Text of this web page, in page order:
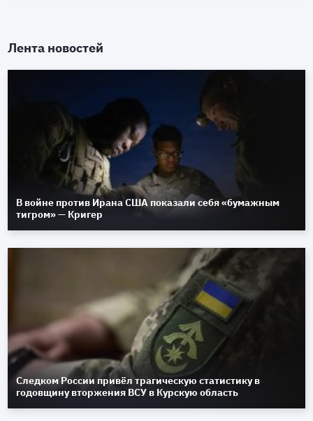
Лента новостей
В войне против Ирана США показали себя «бумажным
тигром» — Кригер
Следком России привёл трагическую статистику в
годовщину вторжения ВСУ в Курскую область